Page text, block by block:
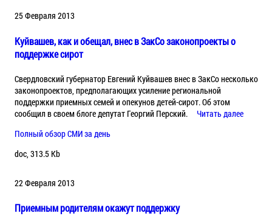
25 Февраля 2013
Куйвашев, как и обещал, внес в ЗакСо законопроекты о
поддержке сирот
Свердловский губернатор Евгений Куйвашев внес в ЗакСо несколько
законопроектов, предполагающих усиление региональной
поддержки приемных семей и опекунов детей-сирот. Об этом
сообщил в своем блоге депутат Георгий Перский.
Читать далее
Полный обзор СМИ за день
doc, 313.5 Kb
22 Февраля 2013
Приемным родителям окажут поддержку